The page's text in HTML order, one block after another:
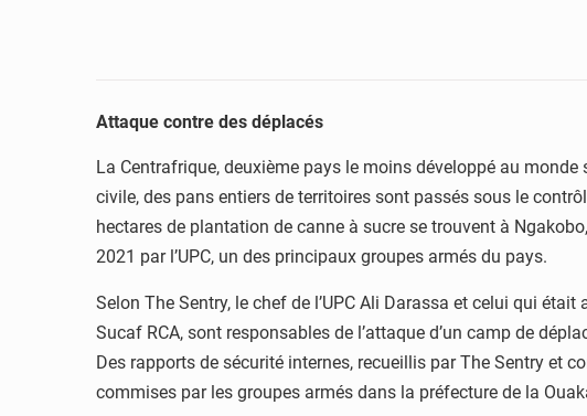
Attaque contre des déplacés
La Centrafrique, deuxième pays le moins développé au
civile, des pans entiers de territoires sont passés sous le
hectares de plantation de canne à sucre se trouvent à
2021 par l’UPC, un des principaux groupes armés du pays.
Selon The Sentry, le chef de l’UPC Ali Darassa et celui qui
Sucaf RCA, sont responsables de l’attaque d’un camp de
Des rapports de sécurité internes, recueillis par The Sentry et
commises par les groupes armés dans la préfecture de la